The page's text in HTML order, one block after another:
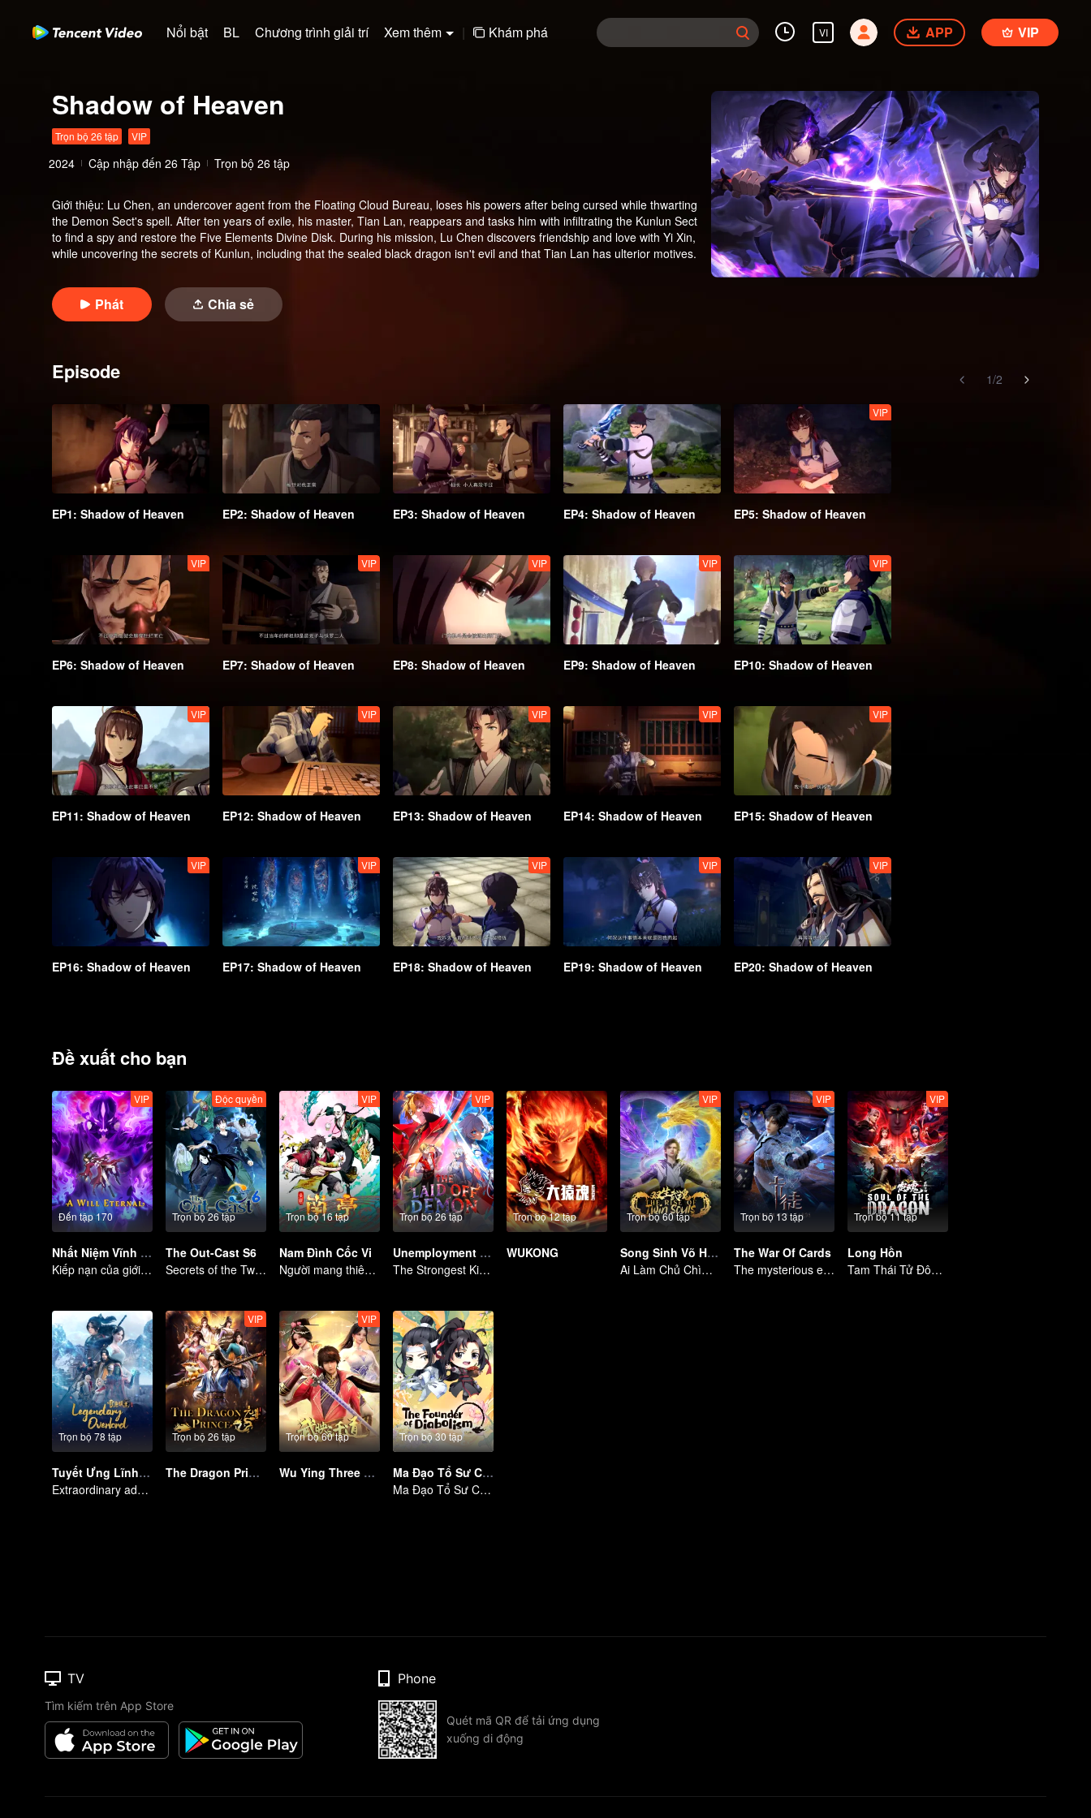
Nổi bật BL Chương trình giải trí Xem thêm | Khám phá VI APP VIP
Shadow of Heaven
Trọn bộ 26 tập VIP
2024 Cập nhập đến 26 Tập Trọn bộ 26 tập
Giới thiệu: Lu Chen, an undercover agent from the Floating Cloud Bureau, loses his powers after being cursed while thwarting
the Demon Sect's spell. After ten years of exile, his master, Tian Lan, reappears and tasks him with infiltrating the Kunlun Sect
to find a spy and restore the Five Elements Divine Disk. During his mission, Lu Chen discovers friendship and love with Yi Xin,
while uncovering the secrets of Kunlun, including that the sealed black dragon isn't evil and that Tian Lan has ulterior motives.
evil.
Phát Chia sẻ
Episode 1/2
EP1: Shadow of Heaven EP2: Shadow of Heaven EP3: Shadow of Heaven EP4: Shadow of Heaven
VIP
EP5: Shadow of Heaven
VIP
EP6: Shadow of Heaven
VIP
EP7: Shadow of Heaven
VIP
EP8: Shadow of Heaven
VIP
EP9: Shadow of Heaven
VIP
EP10: Shadow of Heaven
VIP
EP11: Shadow of Heaven
VIP
EP12: Shadow of Heaven
VIP
EP13: Shadow of Heaven
VIP
EP14: Shadow of Heaven
VIP
EP15: Shadow of Heaven
VIP
EP16: Shadow of Heaven
VIP
EP17: Shadow of Heaven
VIP
EP18: Shadow of Heaven
VIP
EP19: Shadow of Heaven
VIP
EP20: Shadow of Heaven
Đề xuất cho bạn
Đến tập 170
VIP
Nhất Niệm Vĩnh Hằng
Kiếp nạn của giới tu tiên đã trở lại!
Trọn bộ 26 tập
Độc quyền
The Out-Cast S6
Secrets of the Twenty-Four Valleys, Reunited with an Old Friend in Shu.
Trọn bộ 16 tập
VIP
Nam Đình Cốc Vi
Người mang thiên mệnh và kẻ siêu phàm, quyết chiến nào!
Trọn bộ 26 tập
VIP
Unemployment Devil
The Strongest King in the Demon World Suddenly Gets Laid Off?
Trọn bộ 12 tập
WUKONG
Trọn bộ 60 tập
VIP
Song Sinh Võ Hồn
Ai Làm Chủ Chìm Nổi, Thần Võ Vô Địch
Trọn bộ 13 tập
VIP
The War Of Cards
The mysterious energy from cards caused a war, how did Chen Mu handle it?
Trọn bộ 11 tập
VIP
Long Hồn
Tam Thái Tử Đông Hải đưa Na Tra hắc ám vào chỗ chết
Trọn bộ 78 tập
Tuyết Ưng Lĩnh Chủ
Extraordinary adventure, a teenager reborn from adversity.
Trọn bộ 26 tập
VIP
The Dragon Prince
Trọn bộ 60 tập
VIP
Wu Ying Three Thousand Paths
Trọn bộ 30 tập
Ma Đạo Tổ Sư Chibi
Ma Đạo Tổ Sư Chibi
TV
Tìm kiếm trên App Store
Phone
Quét mã QR để tải ứng dụng
xuống di động